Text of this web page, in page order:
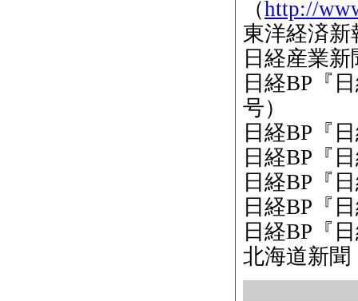
（http://
東洋経済新
日経産業
日経BP『
号）
日経BP『
日経BP『
日経BP『
日経BP『
日経BP『
北海道新聞